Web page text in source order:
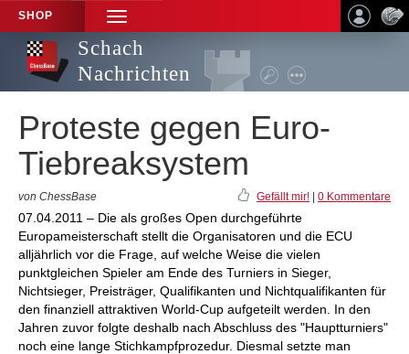
SHOP
TOGGLE
NAVIGATION
Schach
Nachrichten
Proteste gegen Euro-
Tiebreaksystem
von ChessBase Gefällt mir! 0 Kommentare
07.04.2011 – Die als großes Open durchgeführte
Europameisterschaft stellt die Organisatoren und die ECU
alljährlich vor die Frage, auf welche Weise die vielen
punktgleichen Spieler am Ende des Turniers in Sieger,
Nichtsieger, Preisträger, Qualifikanten und Nichtqualifikanten für
den finanziell attraktiven World-Cup aufgeteilt werden. In den
Jahren zuvor folgte deshalb nach Abschluss des "Hauptturniers"
noch eine lange Stichkampfprozedur. Diesmal setzte man